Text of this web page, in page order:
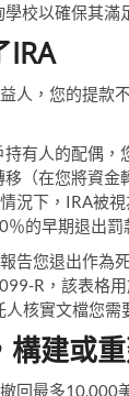
校以確保其滿
IRA
人，您的提款
有人的配偶，
（在您將資金
況下，IRA被
％的早期退出罰
告您退出作為
R，該表格
核實文檔您需
構建或
回最多10,000